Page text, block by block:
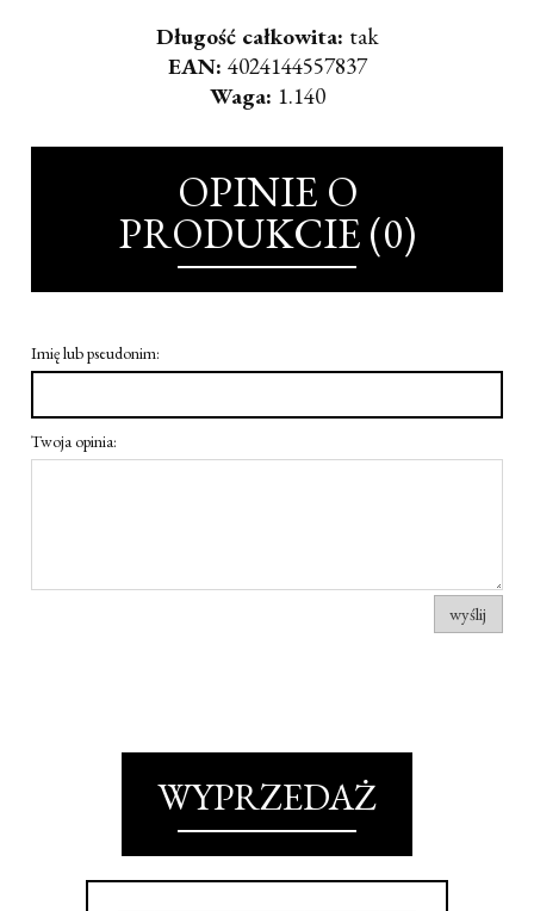
Długość całkowita: tak
EAN: 4024144557837
Waga: 1.140
OPINIE O
PRODUKCIE (0)
Imię lub pseudonim:
Twoja opinia:
wyślij
WYPRZEDAŻ